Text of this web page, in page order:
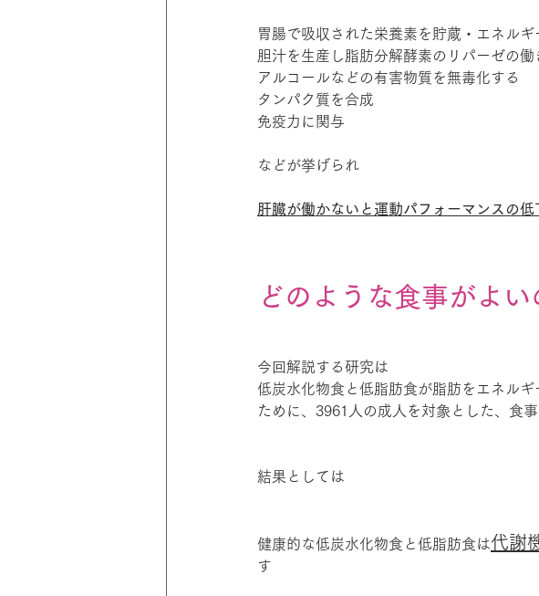
胃腸で吸収された栄養素を貯蔵・エネルギ
胆汁を生産し脂肪分解酵素のリパーゼの働
アルコールなどの有害物質を無毒化する
タンパク質を合成
免疫力に関与
などが挙げられ
肝臓が働かないと運動パフォーマンスの
どのような食事がよい
今回解説する研究は
低炭水化物食と低脂肪食が脂肪をエネル
ために、3961人の成人を対象とした、食
結果としては
健康的な低炭水化物食と低脂肪食は代謝
す